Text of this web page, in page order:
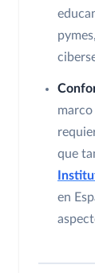
que
en